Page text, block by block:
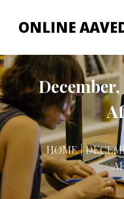
ONLINE
HOME|